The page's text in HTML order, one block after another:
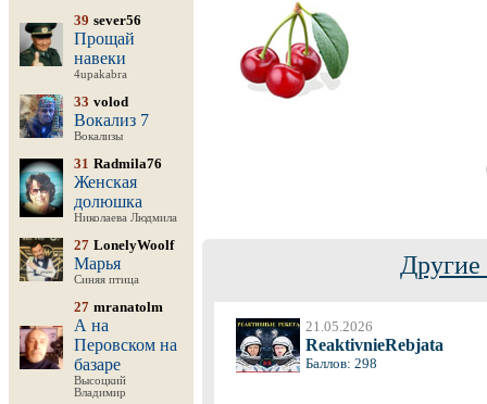
39 sever56
Прощай
навеки
4upakabra
33 volod
Вокализ 7
Вокализы
31 Radmila76
Женская
долюшка
Николаева Людмила
27 LonelyWoolf
Марья
Синяя птица
27 mranatolm
А на
Перовском на
базаре
Высоцкий
Владимир
Другие
21.05.2026
ReaktivnieRebjata
Баллов: 298